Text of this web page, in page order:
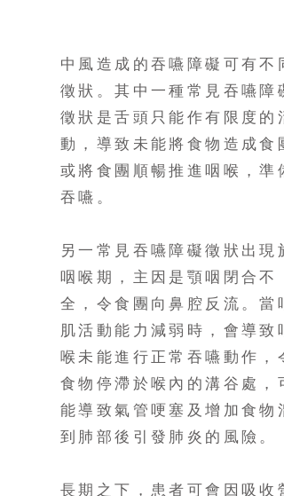
中風造成的吞嚥障礙可有不
徵狀。其中一種常見吞嚥障
徵狀是舌頭只能作有限度的
動，導致未能將食物造成食
或將食團順暢推進咽喉，準
吞嚥。
另一常見吞嚥障礙徵狀出現
咽喉期，主因是顎咽閉合不
全，令食團向鼻腔反流。當
肌活動能力減弱時，會導致
喉未能進行正常吞嚥動作，
食物停滯於喉內的溝谷處，
能導致氣管哽塞及增加食物
到肺部後引發肺炎的風險。
長期之下，患者可會因吸收